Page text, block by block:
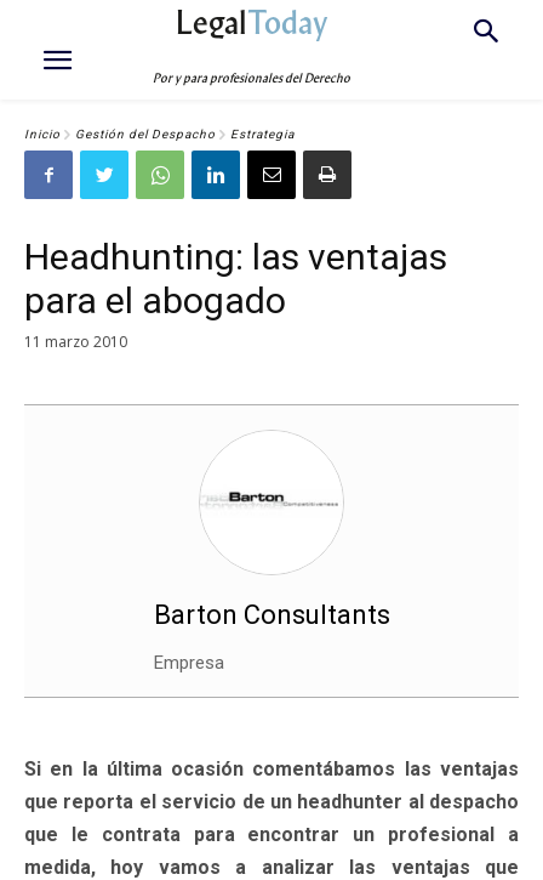
LegalToday
Por y para profesionales del Derecho
Inicio Gestión del Despacho Estrategia
Headhunting: las ventajas
para el abogado
11 marzo 2010
Barton Consultants
Empresa
Si en la última ocasión comentábamos las ventajas
que reporta el servicio de un headhunter al despacho
que le contrata para encontrar un profesional a
medida, hoy vamos a analizar las ventajas que